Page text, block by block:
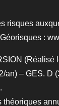
risques
:
(Réalisé
an) – GES. D
théoriques